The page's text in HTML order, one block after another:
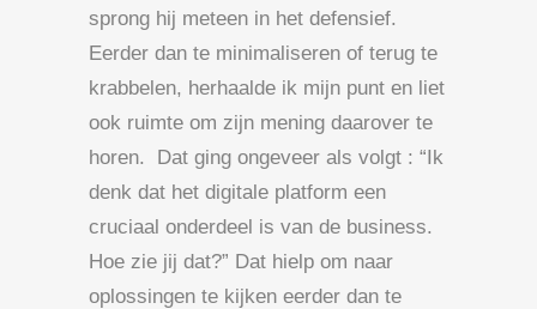
sprong hij meteen in het defensief.
Eerder dan te minimaliseren of terug te
krabbelen, herhaalde ik mijn punt en liet
ook ruimte om zijn mening daarover te
horen. Dat ging ongeveer als volgt : “Ik
denk dat het digitale platform een
cruciaal onderdeel is van de business.
Hoe zie jij dat?” Dat hielp om naar
oplossingen te kijken eerder dan te